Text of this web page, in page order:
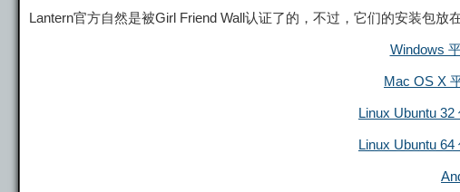
Lantern官方自然是被Girl Friend Wall认证了的，不过，它们的安装包放
Windows
Mac OS X
Linux Ubuntu 32
Linux Ubuntu 64